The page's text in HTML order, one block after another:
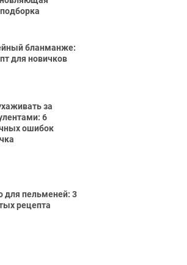
бланманже:
для новичков
за
6
ошибок
для пельменей: 3
рецепта